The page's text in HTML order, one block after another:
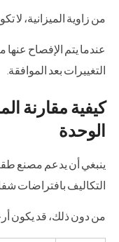
من زاوية الميزانية، لا
عندما يتم الإفصاح عنها
التغييرات بعد الموافقة.
كيفية مقارنة
الوحدة
ينبغي أن يدعم مصنع
التكاليف بافتراضات
من دون ذلك، قد يكون